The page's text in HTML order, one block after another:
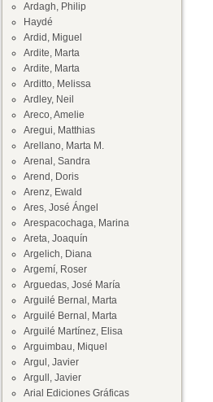
Ardagh, Philip
Haydé
Ardid, Miguel
Ardite, Marta
Ardite, Marta
Arditto, Melissa
Ardley, Neil
Areco, Amelie
Aregui, Matthias
Arellano, Marta M.
Arenal, Sandra
Arend, Doris
Arenz, Ewald
Ares, José Ángel
Arespacochaga, Marina
Areta, Joaquín
Argelich, Diana
Argemí, Roser
Arguedas, José María
Arguilé Bernal, Marta
Arguilé Bernal, Marta
Arguilé Martínez, Elisa
Arguimbau, Miquel
Argul, Javier
Argull, Javier
Arial Ediciones Gráficas